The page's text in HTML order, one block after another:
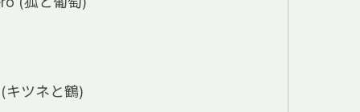
キツネと鶴)